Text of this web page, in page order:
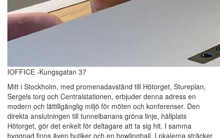
IOFFICE -Kungsgatan 37
Mitt i Stockholm, med promenadavstånd till Hötorget, Stureplan,
Sergels torg och Centralstationen, erbjuder denna adress en
modern och lättillgänglig miljö för möten och konferenser. Den
direkta anslutningen till tunnelbanans gröna linje, hållplats
Hötorget, gör det enkelt för deltagare att ta sig hit. I samma
byggnad finns även butiker och en bowlinghall. Lokalerna sträcker